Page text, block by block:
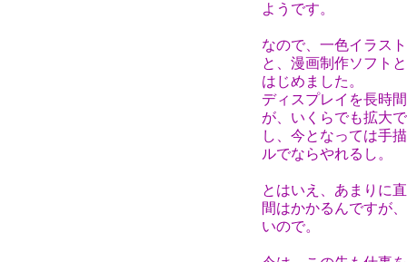
ようです。
なので、一色イラス
と、漫画制作ソフト
はじめました。
ディスプレイを長時
が、いくらでも拡大
し、今となっては手
ルでならやれるし。
とはいえ、あまりに
間はかかるんですが
いので。